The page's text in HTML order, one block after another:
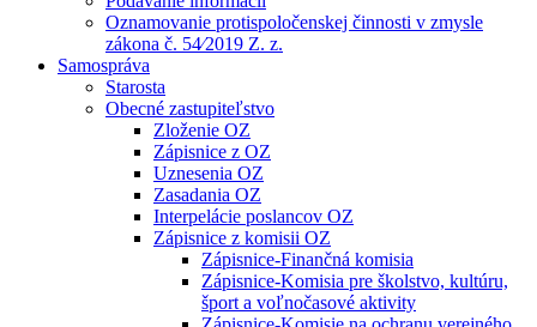
Oznamovanie protispoločenskej činnosti v zmysle
zákona č. 54⁄2019 Z. z.
Samospráva
Starosta
Obecné zastupiteľstvo
Zloženie OZ
Zápisnice z OZ
Uznesenia OZ
Zasadania OZ
Interpelácie poslancov OZ
Zápisnice z komisii OZ
Zápisnice-Finančná komisia
Zápisnice-Komisia pre školstvo, kultúru,
šport a voľnočasové aktivity